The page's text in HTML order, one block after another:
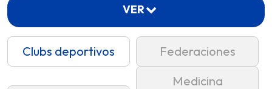
Clubs deportivos Federaciones
Medicina
VER